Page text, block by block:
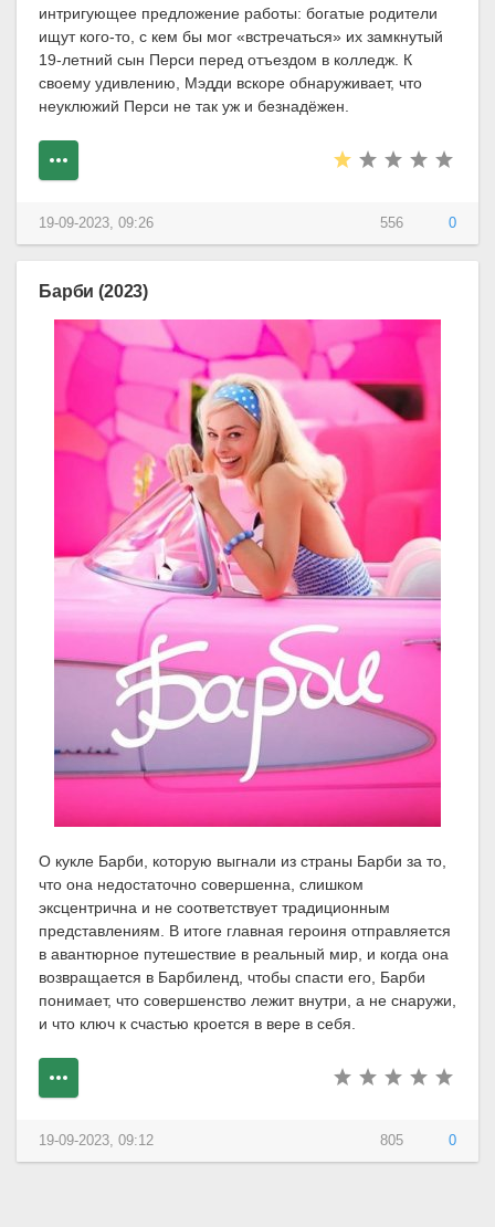
интригующее предложение работы: богатые родители
ищут кого-то, с кем бы мог «встречаться» их замкнутый
19-летний сын Перси перед отъездом в колледж. К
своему удивлению, Мэдди вскоре обнаруживает, что
неуклюжий Перси не так уж и безнадёжен.
556 0
19-09-2023, 09:26
Барби (2023)
О кукле Барби, которую выгнали из страны Барби за то,
что она недостаточно совершенна, слишком
эксцентрична и не соответствует традиционным
представлениям. В итоге главная героиня отправляется
в авантюрное путешествие в реальный мир, и когда она
возвращается в Барбиленд, чтобы спасти его, Барби
понимает, что совершенство лежит внутри, а не снаружи,
и что ключ к счастью кроется в вере в себя.
805 0
19-09-2023, 09:12